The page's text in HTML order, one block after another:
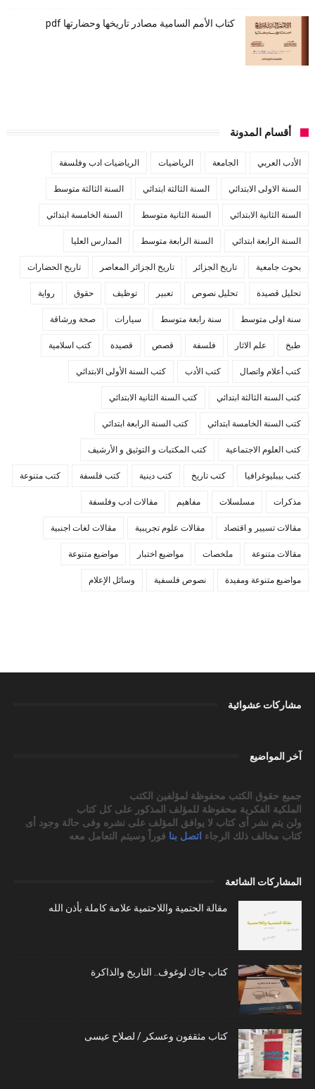
كتاب الأمم السامية مصادر تاريخها وحضارتها pdf
أقسام المدونة
الأدب العربي الجامعة الرياضيات الرياضيات ادب وفلسفة
السنة الاولى الابتدائي السنة الثالثة ابتدائي السنة الثالثة متوسط
السنة الثانية الابتدائي السنة الثانية متوسط السنة الخامسة ابتدائي
السنة الرابعة ابتدائي السنة الرابعة متوسط المدارس العليا
بحوث جامعية تاريخ الجزائر تاريخ الجزائر المعاصر تاريخ الحضارات
تحليل قصيدة تحليل نصوص تعبير توظيف حقوق رواية
سنة اولى متوسط سنة رابعة متوسط سيارات صحة ورشاقة
طبخ علم الاثار فلسفة قصص قصيدة كتب اسلامية
كتب أعلام واتصال كتب الأدب كتب السنة الأولى الابتدائي
كتب السنة الثالثة ابتدائي كتب السنة الثانية الابتدائي
كتب السنة الخامسة ابتدائي كتب السنة الرابعة ابتدائي
كتب العلوم الاجتماعية كتب المكتبات و التوثيق و الأرشيف
كتب بيبليوغرافيا كتب تاريخ كتب دينية كتب فلسفة كتب متنوعة
مذكرات مسلسلات مفاهيم مقالات ادب وفلسفة
مقالات تسيير و اقتصاد مقالات علوم تجريبية مقالات لغات اجنبية
مقالات متنوعة ملخصات مواضيع اختبار مواضيع متنوعة
مواضيع متنوعة ومفيدة نصوص فلسفية وسائل الإعلام
مشاركات عشوائية
آخر المواضيع
جميع حقوق الكتب محفوظة لمؤلفين الكتب
الملكية الفكرية محفوظة للمؤلف المذكور على كل كتاب
ولن يتم نشر أى كتاب لا يوافق المؤلف على نشره وفى حالة وجود أى
كتاب مخالف ذلك الرجاء اتصل بنا فوراً وسيتم التعامل معه
المشاركات الشائعة
مقالة الحتمية واللاحتمية علامة كاملة بأذن الله
كتاب جاك لوغوف.. التاريخ والذاكرة
كتاب مثقفون وعسكر / لصلاح عيسى